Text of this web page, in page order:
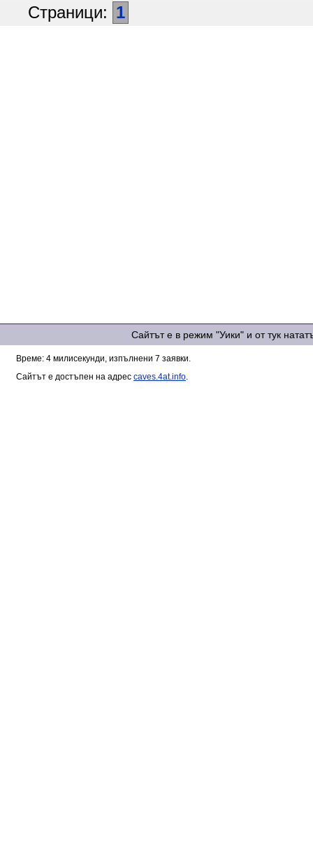
Страници: 1
Сайтът е в режим "Уики" и от тук
Време: 4 милисекунди, изпълнени 7 заявки.
Сайтът е достъпен на адрес caves.4at.info.